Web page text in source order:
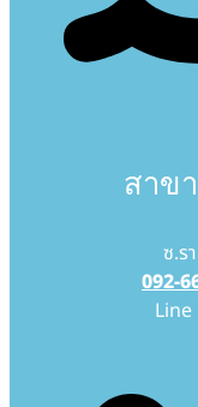
สาข
ซ.ร
092-
Line